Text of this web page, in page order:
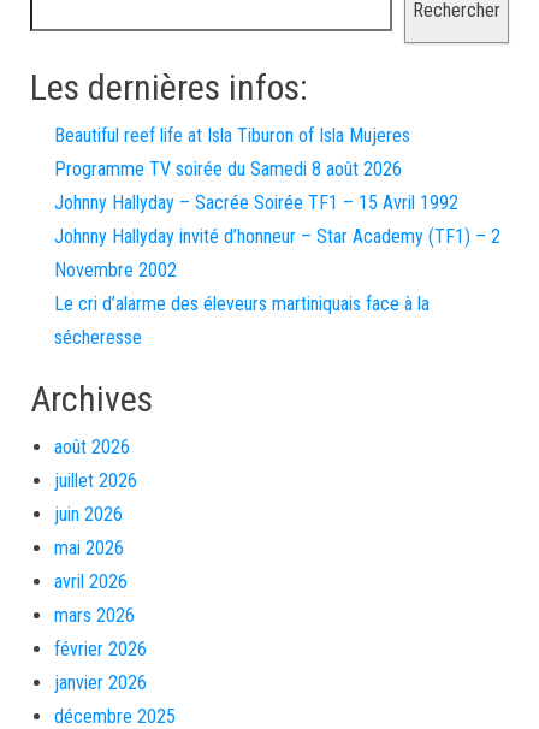
Rechercher
Les dernières infos:
Beautiful reef life at Isla Tiburon of Isla Mujeres
Programme TV soirée du Samedi 8 août 2026
Johnny Hallyday – Sacrée Soirée TF1 – 15 Avril 1992
Johnny Hallyday invité d’honneur – Star Academy (TF1) – 2
Novembre 2002
Le cri d’alarme des éleveurs martiniquais face à la
sécheresse
Archives
août 2026
juillet 2026
juin 2026
mai 2026
avril 2026
mars 2026
février 2026
janvier 2026
décembre 2025